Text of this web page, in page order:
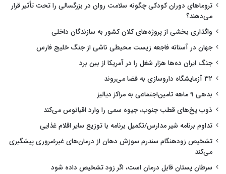
تروماهای دوران کودکی چگونه سلامت روان در بزرگسالی را تحت تأثیر قرار
می‌دهند؟
واگذاری بخشی از پروژه‌های کلان کشور به سازندگان داخلی
جهان در آستانه فاجعه زیست محیطی ناشی از جنگ خلیج فارس
جنگ ایران ده‌ها هزار شغل را در آمریکا از بین برد
۳۲ آزمایشگاه داروسازی به فضا می‌روند
بدهی ۹ ماهه تامین‌اجتماعی به مراکز دیالیز
ذوب یخ‌های قطب جنوب، جیوه سمی را وارد اقیانوس می‌کند
تداوم برنامه شیر مدارس/تکمیل برنامه با توزیع سایر اقلام غذایی
تشخیص زودهنگام سندرم سوزش دهان از درمان‌های غیرضروری پیشگیری
می‌کند
سرطان پستان قابل درمان است، اگر زود تشخیص داده شود